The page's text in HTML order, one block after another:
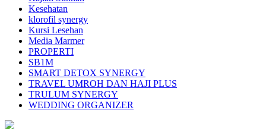
Kesehatan
klorofil synergy
Kursi Lesehan
Media Marmer
PROPERTI
SB1M
SMART DETOX SYNERGY
TRAVEL UMROH DAN HAJI PLUS
TRULUM SYNERGY
WEDDING ORGANIZER